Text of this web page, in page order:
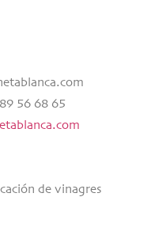
56 68 65
de vinagres